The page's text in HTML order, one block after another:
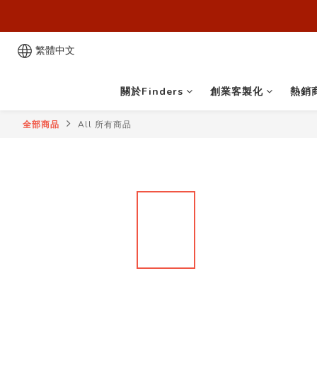
繁體中文
關於Finders 創業客製化 熱銷
全部商品 All 所有商品